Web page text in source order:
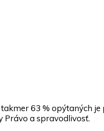
63 % opýtaných
Právo a spravodlivosť.